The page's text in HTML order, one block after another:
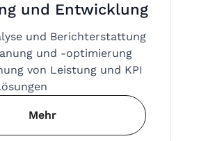
und Entwicklung
und Berichterstattung
und -optimierung
von Leistung und KPI
Mehr